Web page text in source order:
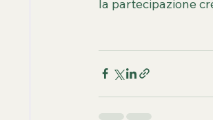
la partecipazione